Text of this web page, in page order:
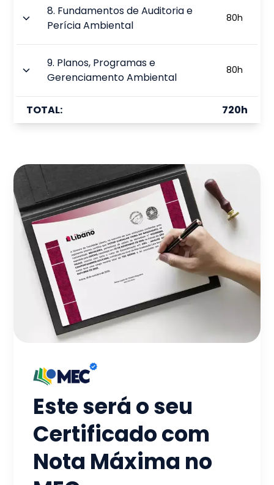
8. Fundamentos de Auditoria e
Perícia Ambiental
80h
9. Planos, Programas e
Gerenciamento Ambiental
80h
TOTAL: 720h
Este será o seu
Certificado com
Nota Máxima no